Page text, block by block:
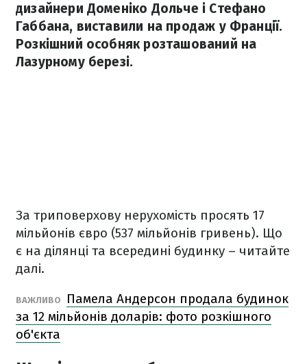
дизайнери Доменіко Дольче і Стефано
Габбана, виставили на продаж у Франції.
Розкішний особняк розташований на
Лазурному березі.
За триповерхову нерухомість просять 17
мільйонів євро (537 мільйонів гривень). Що
є на ділянці та всередині будинку – читайте
далі.
ВАЖЛИВО
Памела Андерсон продала будинок
за 12 мільйонів доларів: фото розкішного
об'єкта